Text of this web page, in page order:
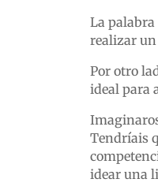
La
realizar un
Por otro
ideal para
Tendríais
idear una